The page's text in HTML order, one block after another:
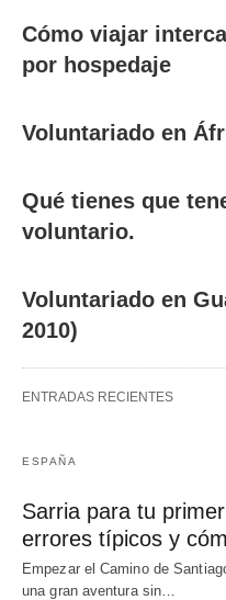
Cómo viajar
por hospedaje
Voluntariado en
Qué tienes que
voluntario.
Voluntariado en
2010)
ENTRADAS RECIENTES
ESPAÑA
Sarria para tu
errores típicos y
Empezar el Camino de
una gran aventura sin…